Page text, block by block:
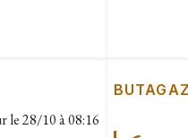
le28/10 à 08:16
BUTAGAZ